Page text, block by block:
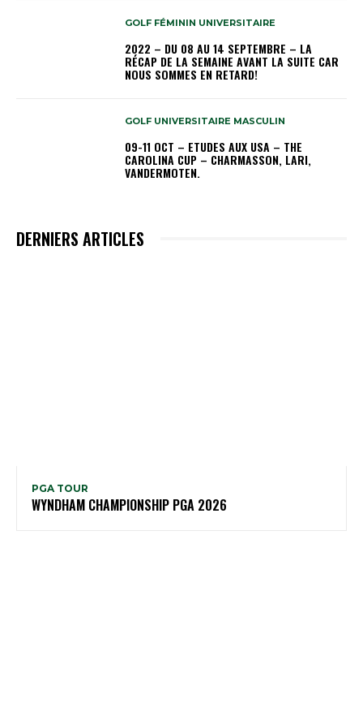
GOLF FÉMININ UNIVERSITAIRE
2022 – DU 08 AU 14 SEPTEMBRE – LA
RÉCAP DE LA SEMAINE AVANT LA SUITE CAR
NOUS SOMMES EN RETARD!
GOLF UNIVERSITAIRE MASCULIN
09-11 OCT – ETUDES AUX USA – THE
CAROLINA CUP – CHARMASSON, LARI,
VANDERMOTEN.
DERNIERS ARTICLES
PGA TOUR
WYNDHAM CHAMPIONSHIP PGA 2026